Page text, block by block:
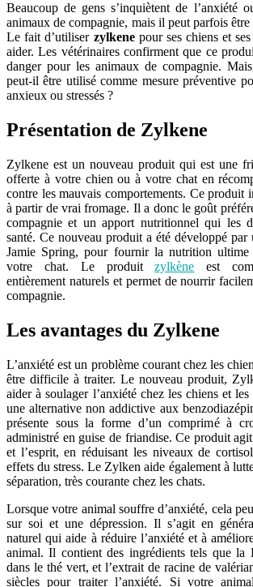
Beaucoup de gens s’inquiètent de l’anxiété
animaux de compagnie, mais il peut parfois
Le fait d’utiliser zylkenepour ses chiens et
aider. Les vétérinaires confirment que ce
danger pour les animaux de compagnie.
peut-il être utilisé comme mesure préventive
anxieux ou stressés ?
Présentation de Zylkene
Zylkene est un nouveau produit qui est une
offerte à votre chien ou à votre chat en
contre les mauvais comportements. Ce produit
à partir de vrai fromage. Il a donc le goût
compagnie et un apport nutritionnel qui les
santé. Ce nouveau produit a été développé
Jamie Spring, pour fournir la nutrition
votre chat. Le produitzylkène est
entièrement naturels et permet de nourrir
compagnie.
Les avantages du Zylkene
L’anxiété est un problème courant chez les
être difficile à traiter. Le nouveau produit,
aider à soulager l’anxiété chez les chiens et
une alternative non addictive aux
présente sous la forme d’un comprimé à
administré en guise de friandise. Ce produit
et l’esprit, en réduisant les niveaux de
effets du stress. Le Zylken aide également à
séparation, très courante chez les chats.
Lorsque votre animal souffre d’anxiété, cela
sur soi et une dépression. Il s’agit en
naturel qui aide à réduire l’anxiété et à
animal. Il contient des ingrédients tels que la
dans le thé vert, et l’extrait de racine de
siècles pour traiter l’anxiété. Si votre